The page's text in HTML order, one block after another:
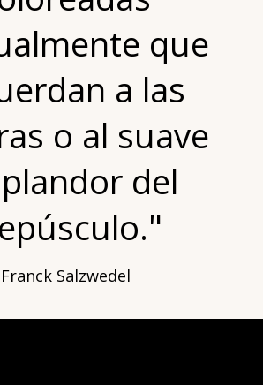
que
a las
o al suave
del
Franck Salzwedel